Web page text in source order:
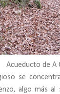
Acueducto de A
se
algo más al